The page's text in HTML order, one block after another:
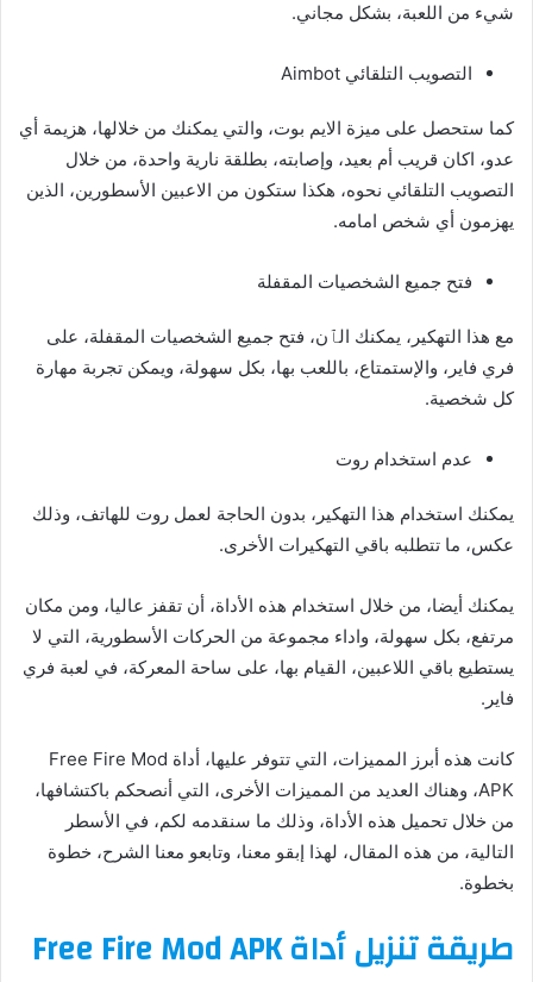
شيء من اللعبة، بشكل مجاني.
التصويب التلقائي Aimbot
كما ستحصل على ميزة الايم بوت، والتي يمكنك من خلالها، هزيمة أي
عدو، اكان قريب أم بعيد، وإصابته، بطلقة نارية واحدة، من خلال
التصويب التلقائي نحوه، هكذا ستكون من الاعبين الأسطورين، الذين
يهزمون أي شخص امامه.
فتح جميع الشخصيات المقفلة
مع هذا التهكير، يمكنك الٱن، فتح جميع الشخصيات المقفلة، على
فري فاير، والإستمتاع، باللعب بها، بكل سهولة، ويمكن تجربة مهارة
كل شخصية.
عدم استخدام روت
يمكنك استخدام هذا التهكير، بدون الحاجة لعمل روت للهاتف، وذلك
عكس، ما تتطلبه باقي التهكيرات الأخرى.
يمكنك أيضا، من خلال استخدام هذه الأداة، أن تقفز عاليا، ومن مكان
مرتفع، بكل سهولة، واداء مجموعة من الحركات الأسطورية، التي لا
يستطيع باقي اللاعبين، القيام بها، على ساحة المعركة، في لعبة فري
فاير.
كانت هذه أبرز المميزات، التي تتوفر عليها، أداة Free Fire Mod
APK، وهناك العديد من المميزات الأخرى، التي أنصحكم باكتشافها،
من خلال تحميل هذه الأداة، وذلك ما سنقدمه لكم، في الأسطر
التالية، من هذه المقال، لهذا إبقو معنا، وتابعو معنا الشرح، خطوة
بخطوة.
طريقة تنزيل أداة Free Fire Mod APK